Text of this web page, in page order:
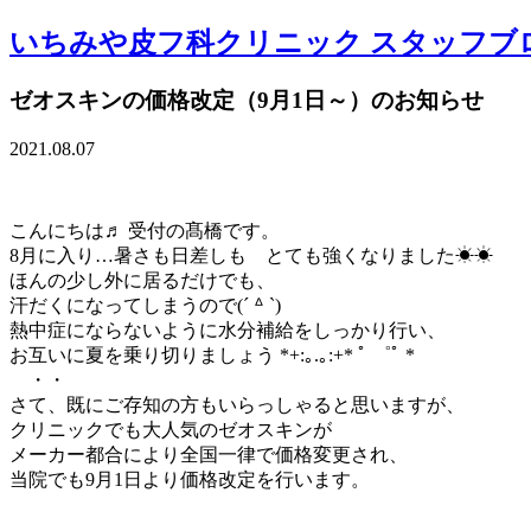
いちみや皮フ科クリニック スタッフブ
ゼオスキンの価格改定（9月1日～）のお知らせ
2021.08.07
こんにちは♬ 受付の髙橋です。
8月に入り…暑さも日差しも とても強くなりました☀︎☀︎
ほんの少し外に居るだけでも、
汗だくになってしまうので(´ ᐞ `)
熱中症にならないように水分補給をしっかり行い、
お互いに夏を乗り切りましょう *+:｡.｡:+* ﾟ ゜ﾟ *
・・
さて、既にご存知の方もいらっしゃると思いますが、
クリニックでも大人気のゼオスキンが
メーカー都合により全国一律で価格変更され、
当院でも9月1日より価格改定を行います。